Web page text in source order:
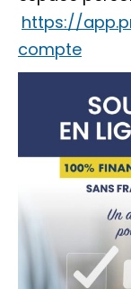
https://
compte